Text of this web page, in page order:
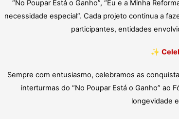
“No Poupar Está o Ganho”, “Eu e a Minha
necessidade especial”. Cada projeto continua a
participantes, entidades
✨
Sempre com entusiasmo, celebramos as
interturmas do “No Poupar Está o Ganho” ao
longevidade